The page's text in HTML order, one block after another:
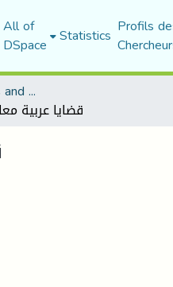
All of
DSpace Statistics Profils
Faculty of Humanities and Social Sciences
قضايا عربية